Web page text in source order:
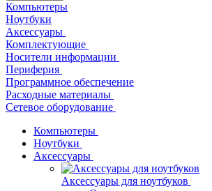
Компьютеры
Ноутбуки
Аксессуары
Комплектующие
Носители информации
Периферия
Программное обеспечение
Расходные материалы
Сетевое оборудование
Компьютеры
Ноутбуки
Аксессуары
Аксессуары для ноутбуков